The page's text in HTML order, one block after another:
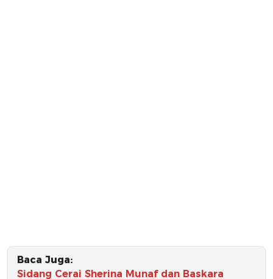
Baca Juga:
Sidang Cerai Sherina Munaf dan Baskara